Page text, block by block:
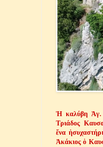
Ἡ καλύβη Ἁγ.
Τριάδος
ἕνα
Ἀκάκιος ὁ